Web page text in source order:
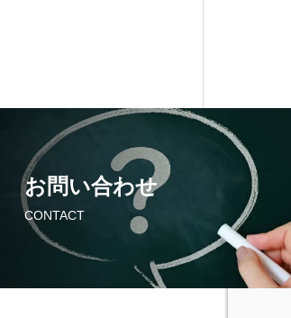
お問い合わせ
CONTACT